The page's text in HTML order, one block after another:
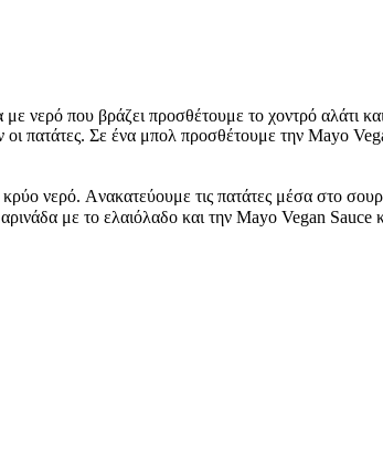
νερό που βράζει προσθέτουμε το χοντρό αλάτι
πατάτες. Σε ένα μπολ προσθέτουμε την Mayo
νερό. Aνακατεύουμε τις πατάτες μέσα στο
με το ελαιόλαδο και την Mayo Vegan